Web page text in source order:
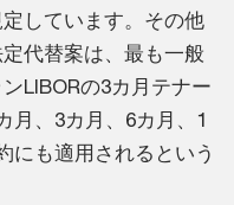
しています。その他
代替案は、最も一般
LIBORの3カ月テナー
月、3カ月、6カ月、1
にも適用されるという